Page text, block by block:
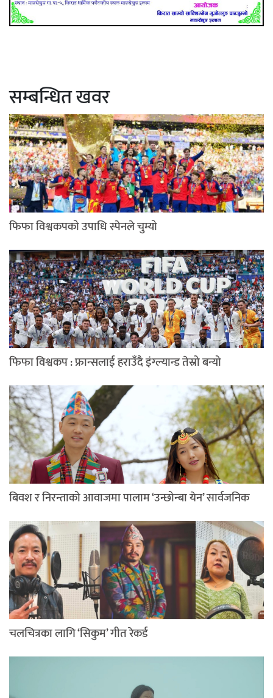
सम्बन्धित खवर
फिफा विश्वकपको उपाधि स्पेनले चुम्यो
फिफा विश्वकप : फ्रान्सलाई हराउँदै इंग्ल्यान्ड तेस्रो बन्यो
बिवश र निरन्ताको आवाजमा पालाम ‘उन्छोन्बा येन’ सार्वजनिक
चलचित्रका लागि ‘सिकुम’ गीत रेकर्ड